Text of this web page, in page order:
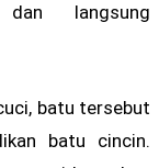
langsung
batu tersebut
batu cincin.